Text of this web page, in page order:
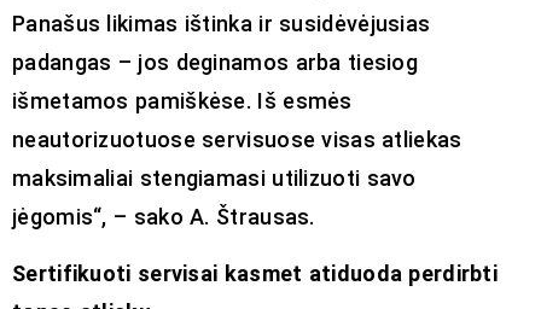
Panašus likimas ištinka ir susidėvėjusias
padangas – jos deginamos arba tiesiog
išmetamos pamiškėse. Iš esmės
neautorizuotuose servisuose visas atliekas
maksimaliai stengiamasi utilizuoti savo
jėgomis“, – sako A. Štrausas.
Sertifikuoti servisai kasmet atiduoda perdirbti